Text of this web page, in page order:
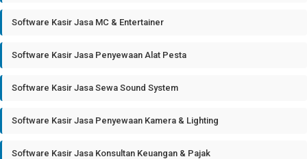
Software Kasir Jasa MC & Entertainer
Software Kasir Jasa Penyewaan Alat Pesta
Software Kasir Jasa Sewa Sound System
Software Kasir Jasa Penyewaan Kamera & Lighting
Software Kasir Jasa Konsultan Keuangan & Pajak